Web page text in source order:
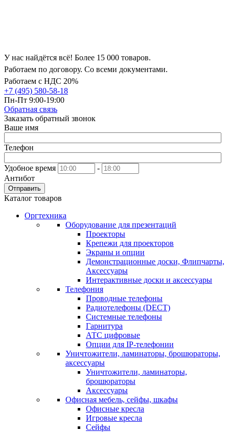
У нас найдётся всё! Более 15 000 товаров.
Работаем по договору. Со всеми документами.
Работаем с НДС 20%
+7 (495) 580-58-18
Пн-Пт 9:00-19:00
Обратная связь
Заказать обратный звонок
Ваше имя
Телефон
Удобное время
-
Антибот
Отправить
Каталог товаров
Оргтехника
Оборудование для презентаций
Проекторы
Крепежи для проекторов
Экраны и опции
Демонстрационные доски, Флипчарты,
Аксессуары
Интерактивные доски и аксессуары
Телефония
Проводные телефоны
Радиотелефоны (DECT)
Системные телефоны
Гарнитура
АТС цифровые
Опции для IP-телефонии
Уничтожители, ламинаторы, брошюраторы,
аксессуары
Уничтожители, ламинаторы,
брошюраторы
Аксессуары
Офисная мебель, сейфы, шкафы
Офисные кресла
Игровые кресла
Сейфы